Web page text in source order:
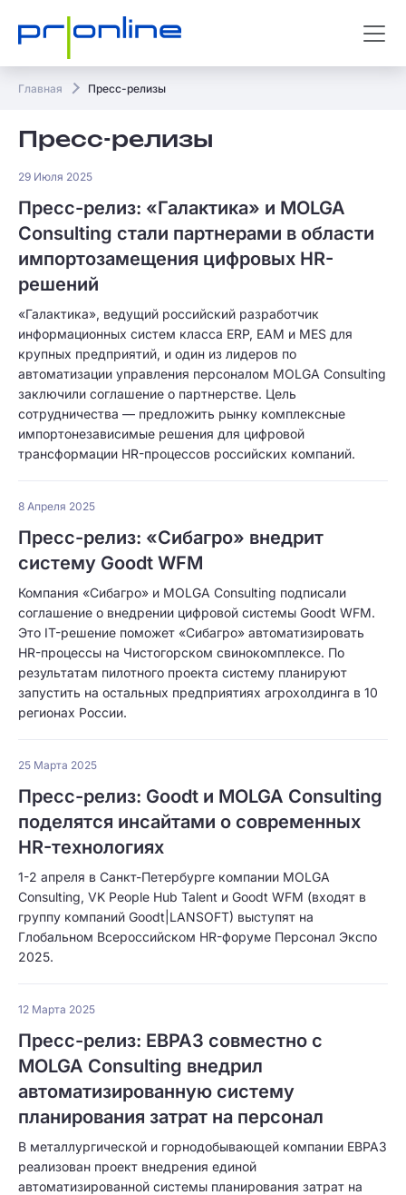
Главная Пресс-релизы
Пресс-релизы
29 Июля 2025
Пресс-релиз: «Галактика» и MOLGA
Consulting стали партнерами в области
импортозамещения цифровых HR-
решений
«Галактика», ведущий российский разработчик
информационных систем класса ERP, EAM и MES для
крупных предприятий, и один из лидеров по
автоматизации управления персоналом MOLGA Consulting
заключили соглашение о партнерстве. Цель
сотрудничества — предложить рынку комплексные
импортонезависимые решения для цифровой
трансформации HR-процессов российских компаний.
8 Апреля 2025
Пресс-релиз: «Сибагро» внедрит
систему Goodt WFM
Компания «Сибагро» и MOLGA Consulting подписали
соглашение о внедрении цифровой системы Goodt WFM.
Это IT-решение поможет «Сибагро» автоматизировать
HR-процессы на Чистогорском свинокомплексе. По
результатам пилотного проекта систему планируют
запустить на остальных предприятиях агрохолдинга в 10
регионах России.
25 Марта 2025
Пресс-релиз: Goodt и MOLGA Consulting
поделятся инсайтами о современных
HR-технологиях
1-2 апреля в Санкт-Петербурге компании MOLGA
Consulting, VK People Hub Talent и Goodt WFM (входят в
группу компаний Goodt|LANSOFT) выступят на
Глобальном Всероссийском HR-форуме Персонал Экспо
2025.
12 Марта 2025
Пресс-релиз: ЕВРАЗ совместно с
MOLGA Consulting внедрил
автоматизированную систему
планирования затрат на персонал
В металлургической и горнодобывающей компании ЕВРАЗ
реализован проект внедрения единой
автоматизированной системы планирования затрат на